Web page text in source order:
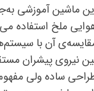
ماشین آموزشی
ملخ استفاده
آن با
نیروی پیشران
ساده ولی